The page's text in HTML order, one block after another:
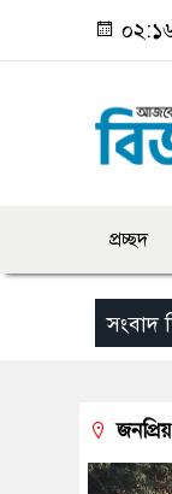
প্রচ্ছদ
সংবাদ
জনপ্রিয়